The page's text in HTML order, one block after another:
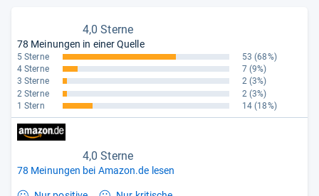
4,0 Sterne
78 Meinungen in einer Quelle
5 Sterne 53 (68%)
4 Sterne
7 (9%)
3 Sterne
2 (3%)
2 Sterne
2 (3%)
1 Stern
14 (18%)
4,0 Sterne
78 Meinungen bei Amazon.de lesen